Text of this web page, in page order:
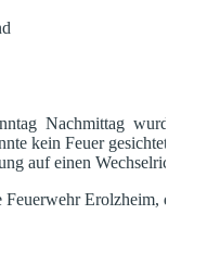
Nachmittag wurden
kein Feuer gesichtet
auf einen Wechselrichter
Erolzheim, der